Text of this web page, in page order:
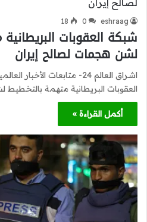
eshraag
0
18
شبكة العقوبات
لشن هجمات لصالح إيران
اشراق العالم 24- متابعات
العقوبات البريطانية متهمة
أكمل القراءة »